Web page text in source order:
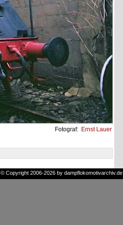
Fotograf: Ernst Lauer
© Copyright 2006-2026 by dampflokomotivarchiv.de